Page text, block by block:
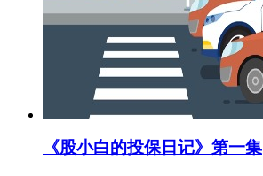
《股小白的投保日记》第一集